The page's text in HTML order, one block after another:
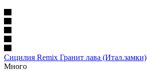
Сицилия Remix Гранит лава (Итал.замки)
Много